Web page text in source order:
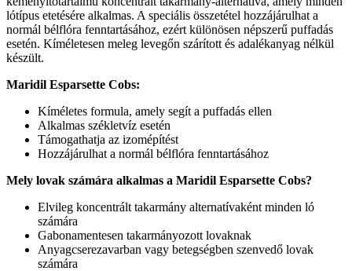
lótípus etetésére alkalmas. A speciális összetétel hozzájárulhat a
normál bélflóra fenntartásához, ezért különösen népszerű puffadás
esetén. Kíméletesen meleg levegőn szárított és adalékanyag nélkül
készült.
Maridil Esparsette Cobs:
Kíméletes formula, amely segít a puffadás ellen
Alkalmas székletvíz esetén
Támogathatja az izomépítést
Hozzájárulhat a normál bélflóra fenntartásához
Mely lovak számára alkalmas a Maridil Esparsette Cobs?
Elvileg koncentrált takarmány alternatívaként minden ló
számára
Gabonamentesen takarmányozott lovaknak
Anyagcserezavarban vagy betegségben szenvedő lovak
számára